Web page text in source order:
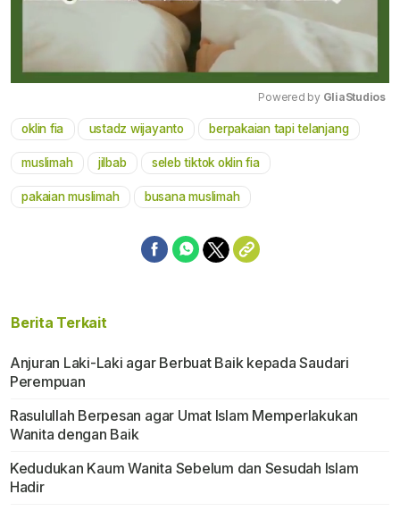
Mute
Powered by GliaStudios
oklin fia ustadz wijayanto berpakaian tapi telanjang
muslimah jilbab seleb tiktok oklin fia
pakaian muslimah busana muslimah
Berita Terkait
Anjuran Laki-Laki agar Berbuat Baik kepada Saudari
Perempuan
Rasulullah Berpesan agar Umat Islam Memperlakukan
Wanita dengan Baik
Kedudukan Kaum Wanita Sebelum dan Sesudah Islam
Hadir